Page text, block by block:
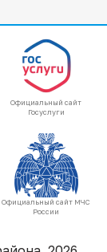
Официальный сайт
Госуслуги
Официальный сайт МЧС
России